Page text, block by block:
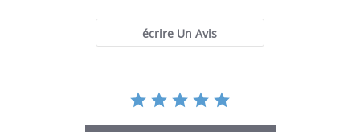
écrire Un Avis